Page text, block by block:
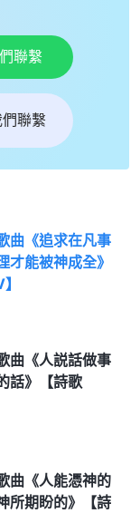
聯繫
聯繫
曲《追求在凡事
才能被神成全》
曲《人説話做事
話》【詩歌
曲《人能憑神的
所期盼的》【詩